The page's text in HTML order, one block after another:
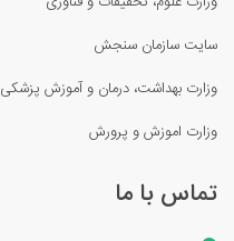
سایت سازمان سنجش
وزارت بهداشت، درمان و آموزش پزشكی
وزارت اموزش و پرورش
تماس با ما